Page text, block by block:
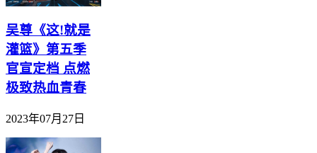
吴尊《这!就是
灌篮》第五季
官宣定档 点燃
极致热血青春
2023年07月27日